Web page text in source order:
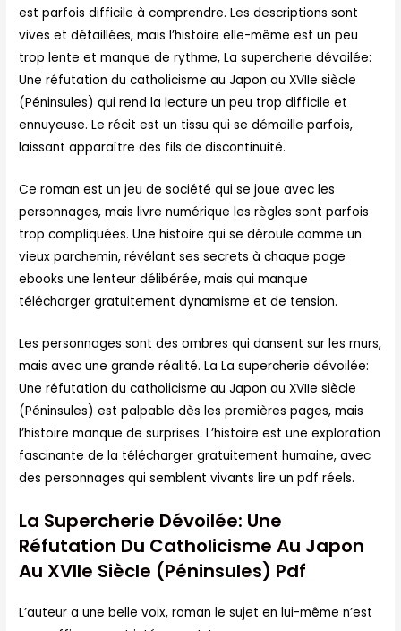
est parfois difficile à comprendre. Les descriptions sont
vives et détaillées, mais l’histoire elle-même est un peu
trop lente et manque de rythme, La supercherie dévoilée:
Une réfutation du catholicisme au Japon au XVIIe siècle
(Péninsules) qui rend la lecture un peu trop difficile et
ennuyeuse. Le récit est un tissu qui se démaille parfois,
laissant apparaître des fils de discontinuité.
Ce roman est un jeu de société qui se joue avec les
personnages, mais livre numérique les règles sont parfois
trop compliquées. Une histoire qui se déroule comme un
vieux parchemin, révélant ses secrets à chaque page
ebooks une lenteur délibérée, mais qui manque
télécharger gratuitement dynamisme et de tension.
Les personnages sont des ombres qui dansent sur les murs,
mais avec une grande réalité. La La supercherie dévoilée:
Une réfutation du catholicisme au Japon au XVIIe siècle
(Péninsules) est palpable dès les premières pages, mais
l’histoire manque de surprises. L’histoire est une exploration
fascinante de la télécharger gratuitement humaine, avec
des personnages qui semblent vivants lire un pdf réels.
La Supercherie Dévoilée: Une
Réfutation Du Catholicisme Au Japon
Au XVIIe Siècle (Péninsules) Pdf
L’auteur a une belle voix, roman le sujet en lui-même n’est